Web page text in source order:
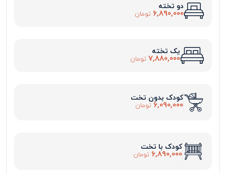
دو تخته
6,890,000 تومان
یک تخته
7,880,000 تومان
کودک بدون تخت
6,090,000 تومان
کودک با تخت
6,890,000 تومان